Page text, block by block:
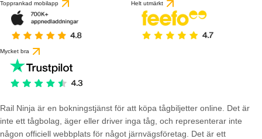
Topprankad mobilapp Helt utmärkt
Mycket bra
Rail Ninja är en bokningstjänst för att köpa tågbiljetter online. Det är
inte ett tågbolag, äger eller driver inga tåg, och representerar inte
någon officiell webbplats för något järnvägsföretag. Det är ett